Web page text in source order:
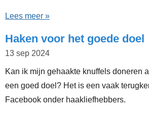
Lees meer »
Haken voor het goede doel
13 sep 2024
Kan ik mijn gehaakte knuffels doneren
een goed doel? Het is een vaak
Facebook onder haakliefhebbers.